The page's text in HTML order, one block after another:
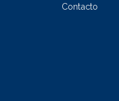
Contacto